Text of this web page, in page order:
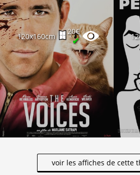
120x160cm
20€
✔
voir les affiches de cette